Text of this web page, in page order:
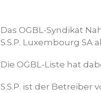
Das OGBL-Syndikat
S.S.P. Luxembourg
Die OGBL-Liste hat
S.S.P. ist der